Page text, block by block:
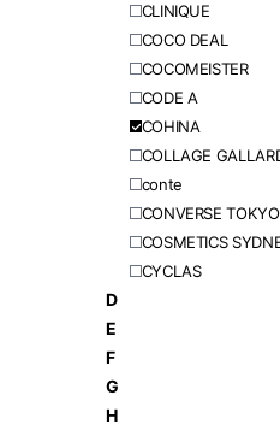
CLINIQUE
COCO DEAL
COCOMEISTER
CODE A
COHINA
COLLAGE
conte
CONVERSE TOKYO
COSMETICS
CYCLAS
D
E
F
G
H